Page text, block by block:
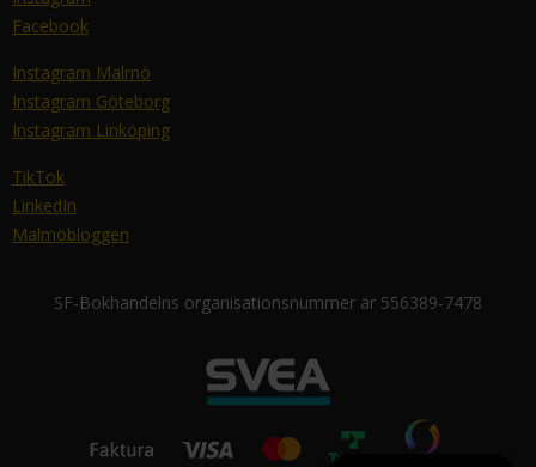
Facebook
Instagram Malmö
Instagram Göteborg
Instagram Linköping
TikTok
LinkedIn
Malmöbloggen
SF-Bokhandelns organisationsnummer är 556389-7478